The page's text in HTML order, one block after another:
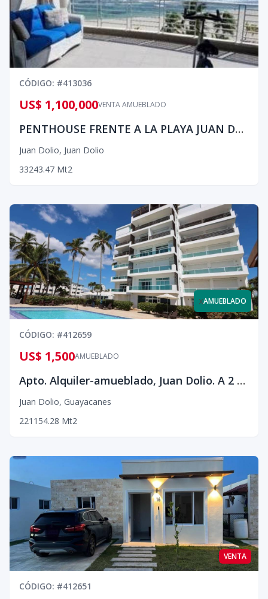
CÓDIGO: #413036
VENTA AMUEBLADO
US$ 1,100,000
PENTHOUSE FRENTE A LA PLAYA JUAN DOLIO
Juan Dolio, Juan Dolio
33243.47 Mt2
xAMUEBLADO
CÓDIGO: #412659
AMUEBLADO
US$ 1,500
Apto. Alquiler-amueblado, Juan Dolio. A 2 mins. de Marbella y a 1 min. del Club de Playa Guavaberry
Juan Dolio, Guayacanes
221 154.28 Mt2
VENTA
CÓDIGO: #412651